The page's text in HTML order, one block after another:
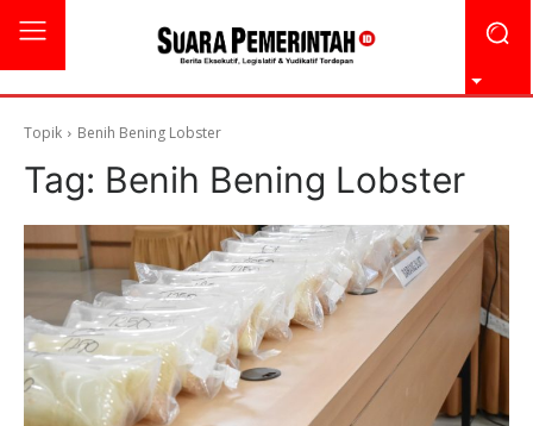
Topik Benih Bening Lobster
Tag: Benih Bening Lobster